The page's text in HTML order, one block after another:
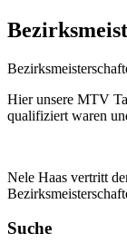
Hier unsere MTV
qualifiziert waren
Nele Haas vertritt
Suche